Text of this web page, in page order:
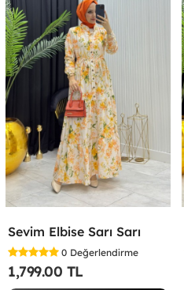
Sevim Elbise Sarı Sarı
0 Değerlendirme
1,799.00 TL